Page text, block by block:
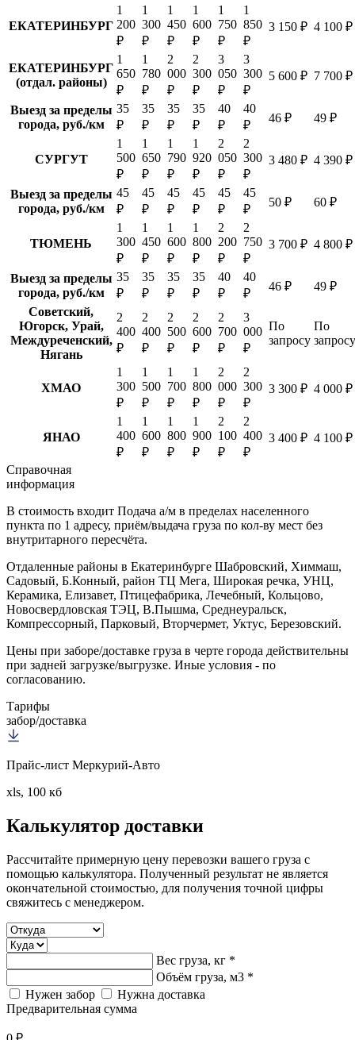
ЕКАТЕРИНБУРГ
1
200
₽
1
300
₽
1
450
₽
1
600
₽
1
750
₽
1
850
₽
3 150 ₽ 4 100 ₽
ЕКАТЕРИНБУРГ
(отдал. районы)
1
650
₽
1
780
₽
2
000
₽
2
300
₽
3
050
₽
3
300
₽
5 600 ₽ 7 700 ₽
Выезд за пределы
города, руб./км
35
₽
35
₽
35
₽
35
₽
40
₽
40
₽
46 ₽ 49 ₽
СУРГУТ
1
500
₽
1
650
₽
1
790
₽
1
920
₽
2
050
₽
2
300
₽
3 480 ₽ 4 390 ₽
Выезд за пределы
города, руб./км
45
₽
45
₽
45
₽
45
₽
45
₽
45
₽
50 ₽ 60 ₽
ТЮМЕНЬ
1
300
₽
1
450
₽
1
600
₽
1
800
₽
2
200
₽
2
750
₽
3 700 ₽ 4 800 ₽
Выезд за пределы
города, руб./км
35
₽
35
₽
35
₽
35
₽
40
₽
40
₽
46 ₽
49 ₽
Советский,
Югорск, Урай,
Междуреченский,
Нягань
2
400
₽
2
400
₽
2
500
₽
2
600
₽
2
700
₽
3
000
₽
По
запросу
По
запросу
ХМАО
1
300
₽
1
500
₽
1
700
₽
1
800
₽
2
000
₽
2
300
₽
3 300 ₽ 4 000 ₽
ЯНАО
1
400
₽
1
600
₽
1
800
₽
1
900
₽
2
100
₽
2
400
₽
3 400 ₽ 4 100 ₽
Справочная
информация
В стоимость входит Подача а/м в пределах населенного
пункта по 1 адресу, приём/выдача груза по кол-ву мест без
внутритарного пересчёта.
Отдаленные районы в Екатеринбурге Шабровский, Химмаш,
Садовый, Б.Конный, район ТЦ Мега, Широкая речка, УНЦ,
Керамика, Елизавет, Птицефабрика, Лечебный, Кольцово,
Новосвердловская ТЭЦ, В.Пышма, Среднеуральск,
Компрессорный, Парковый, Вторчермет, Уктус, Березовский.
Цены при заборе/доставке груза в черте города действительны
при задней загрузке/выгрузке. Иные условия - по
согласованию.
Тарифы
забор/доставка
Прайс-лист Меркурий-Авто
xls, 100 кб
Калькулятор доставки
Рассчитайте примерную цену перевозки вашего груза с
помощью калькулятора. Полученный результат не является
окончательной стоимостью, для получения точной цифры
свяжитесь с менеджером.
Вес груза, кг *
Объём груза, м3 *
Нужен забор
Нужна доставка
Предварительная сумма